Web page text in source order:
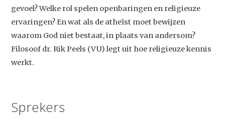
gevoel? Welke rol spelen openbaringen en religieuze
ervaringen? En wat als de atheïst moet bewijzen
waarom God niet bestaat, in plaats van andersom?
Filosoof dr. Rik Peels (VU) legt uit hoe religieuze kennis
werkt.
Sprekers